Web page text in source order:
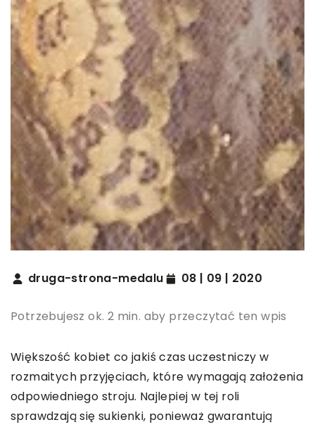
druga-strona-medalu 08 | 09 | 2020
Potrzebujesz ok. 2 min. aby przeczytać ten wpis
Większość kobiet co jakiś czas uczestniczy w
rozmaitych przyjęciach, które wymagają założenia
odpowiedniego stroju. Najlepiej w tej roli
sprawdzają się sukienki, ponieważ gwarantują